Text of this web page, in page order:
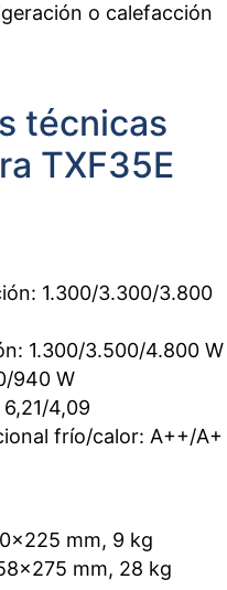
o calefacción
técnicas
TXF35E
1.300/3.300/3.800
1.300/3.500/4.800 W
940 W
4,09
frío/calor: A++/A+
mm, 9 kg
mm, 28 kg